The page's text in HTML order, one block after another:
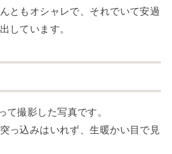
ともオシャレで、それでいて安過
しています。
て撮影した写真です。
っ込みはいれず、生暖かい目で見